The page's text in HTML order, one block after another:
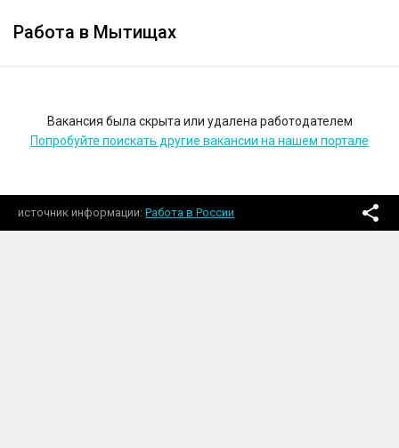
Работа в Мытищах
Вакансия была скрыта или удалена работодателем
Попробуйте поискать другие вакансии на нашем портале
источник информации Работа в России